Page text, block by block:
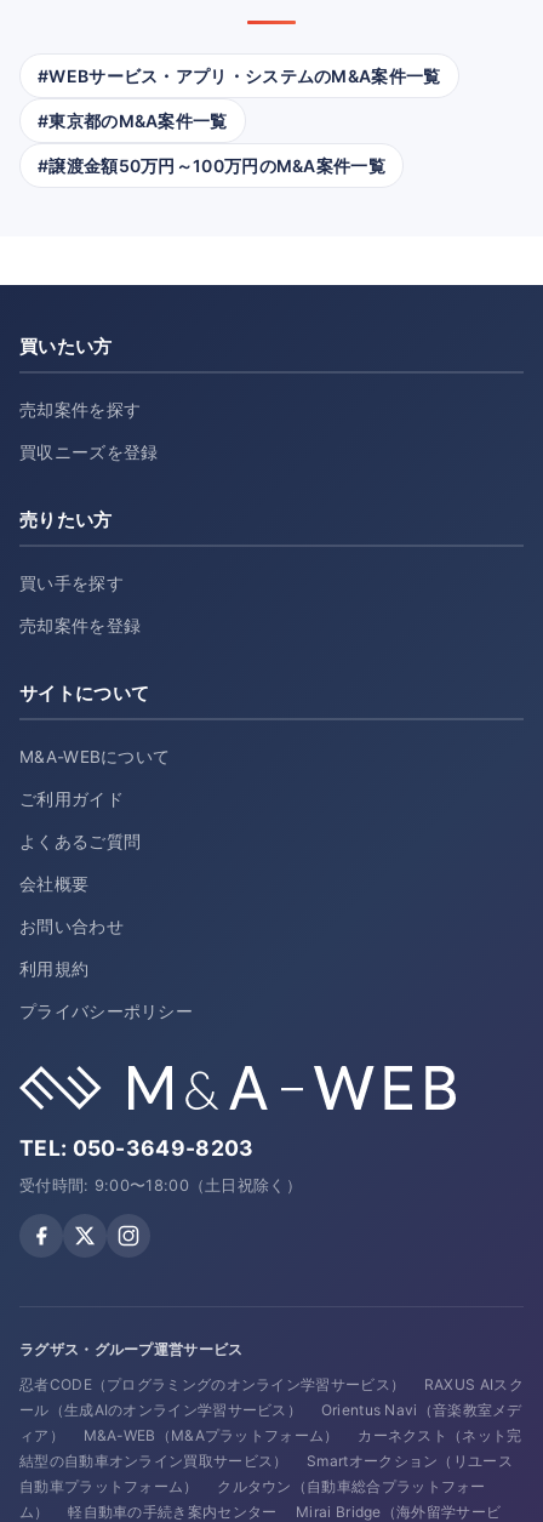
#WEBサービス・アプリ・システムのM&A案件一覧
#東京都のM&A案件一覧
#譲渡金額50万円～100万円のM&A案件一覧
買いたい方
売却案件を探す
買収ニーズを登録
売りたい方
買い手を探す
売却案件を登録
サイトについて
M&A-WEBについて
ご利用ガイド
よくあるご質問
会社概要
お問い合わせ
利用規約
プライバシーポリシー
TEL: 050-3649-8203
受付時間: 9:00〜18:00（土日祝除く）
ラグザス・グループ運営サービス
忍者CODE（プログラミングのオンライン学習サービス）
RAXUS AIスク
ール（生成AIのオンライン学習サービス）
Orientus Navi（音楽教室メデ
ィア）
M&A-WEB（M&Aプラットフォーム）
カーネクスト（ネット完
結型の自動車オンライン買取サービス）
Smartオークション（リユース
自動車プラットフォーム）
クルタウン（自動車総合プラットフォー
ム）
軽自動車の手続き案内センター Mirai Bridge（海外留学サービ